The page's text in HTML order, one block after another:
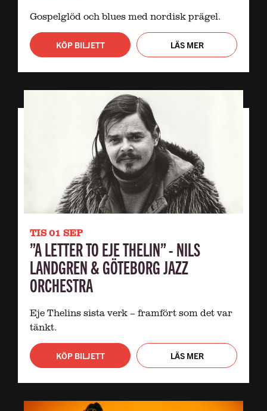
Gospelglöd och blues med nordisk prägel.
KÖP BILJETT LÄS MER
TIS 01 SEP
”A LETTER TO EJE THELIN” - NILS
LANDGREN & GÖTEBORG JAZZ
ORCHESTRA
Eje Thelins sista verk – framfört som det var
tänkt.
KÖP BILJETT LÄS MER